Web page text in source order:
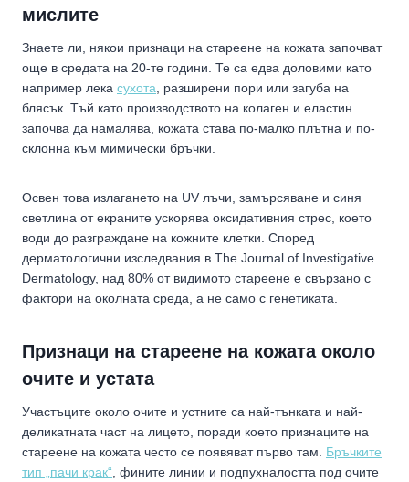
мислите
Знаете ли, някои признаци на стареене на кожата започват
още в средата на 20-те години. Те са едва доловими като
например лека сухота , разширени пори или загуба на
блясък. Тъй като производството на колаген и еластин
започва да намалява, кожата става по-малко плътна и по-
склонна към мимически бръчки.
Освен това излагането на UV лъчи, замърсяване и синя
светлина от екраните ускорява оксидативния стрес, което
води до разграждане на кожните клетки. Според
дерматологични изследвания в The Journal of Investigative
Dermatology, над 80% от видимото стареене е свързано с
фактори на околната среда, а не само с генетиката.
Признаци на стареене на кожата около
очите и устата
Участъците около очите и устните са най-тънката и най-
деликатната част на лицето, поради което признаците на
стареене на кожата често се появяват първо там. Бръчките
тип „пачи крак“ , фините линии и подпухналостта под очите